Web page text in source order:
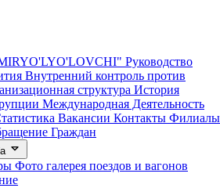
Руководство
Внутренний контроль против
структура История
Международная Деятельность
Вакансии Контакты Филиалы
Граждан
Фото галерея поездов и вагонов